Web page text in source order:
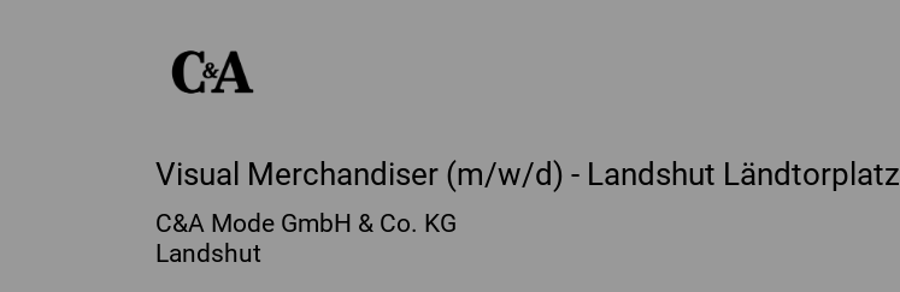
Visual Merchandiser (m/w/d) - Landshut Ländtorplatz
C&A Mode GmbH & Co. KG
Landshut